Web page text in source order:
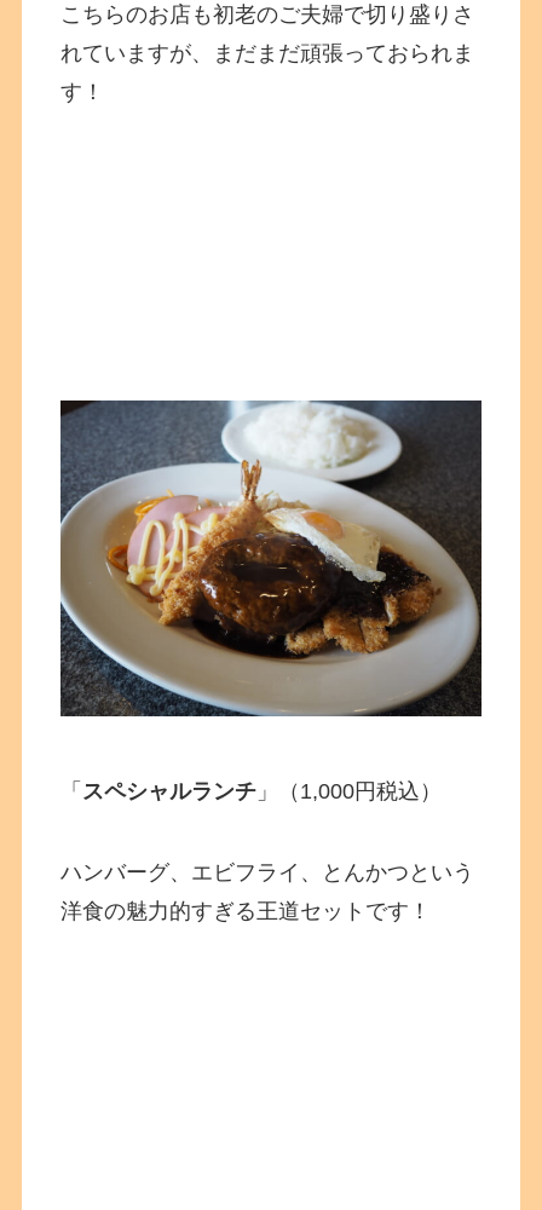
こちらのお店も初老のご夫婦で切り盛りさ
れていますが、まだまだ頑張っておられま
す！
「 スペシャルランチ 」（1,000円税込）
ハンバーグ、エビフライ、とんかつという
洋食の魅力的すぎる王道セットです！